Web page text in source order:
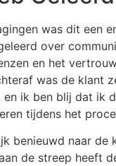
was dit een
over
en het
was de klant
en ik ben blij dat ik
tijdens het
benieuwd naar de
de streep heeft